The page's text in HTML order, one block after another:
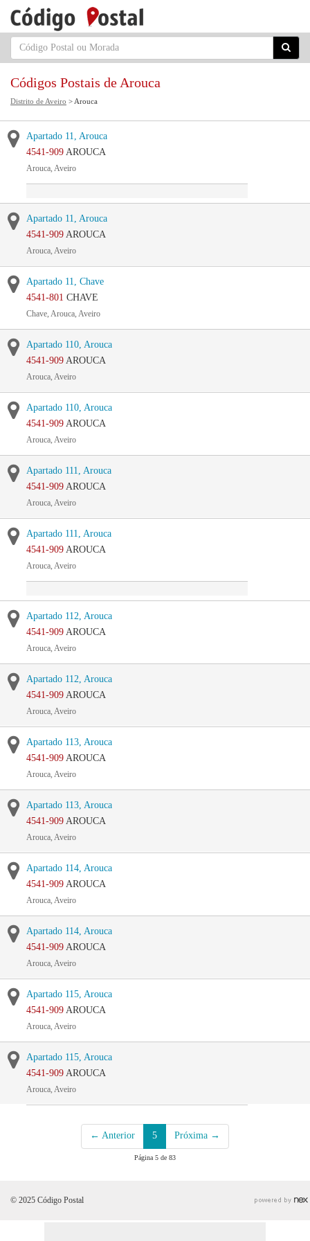
Códigos Postais de Arouca
Distrito de Aveiro > Arouca
Apartado 11, Arouca
4541-909 AROUCA
Arouca, Aveiro
Apartado 11, Arouca
4541-909 AROUCA
Arouca, Aveiro
Apartado 11, Chave
4541-801 CHAVE
Chave, Arouca, Aveiro
Apartado 110, Arouca
4541-909 AROUCA
Arouca, Aveiro
Apartado 110, Arouca
4541-909 AROUCA
Arouca, Aveiro
Apartado 111, Arouca
4541-909 AROUCA
Arouca, Aveiro
Apartado 111, Arouca
4541-909 AROUCA
Arouca, Aveiro
Apartado 112, Arouca
4541-909 AROUCA
Arouca, Aveiro
Apartado 112, Arouca
4541-909 AROUCA
Arouca, Aveiro
Apartado 113, Arouca
4541-909 AROUCA
Arouca, Aveiro
Apartado 113, Arouca
4541-909 AROUCA
Arouca, Aveiro
Apartado 114, Arouca
4541-909 AROUCA
Arouca, Aveiro
Apartado 114, Arouca
4541-909 AROUCA
Arouca, Aveiro
Apartado 115, Arouca
4541-909 AROUCA
Arouca, Aveiro
Apartado 115, Arouca
4541-909 AROUCA
Arouca, Aveiro
← Anterior 5 Próxima →
Página 5 de 83
© 2025 Código Postal